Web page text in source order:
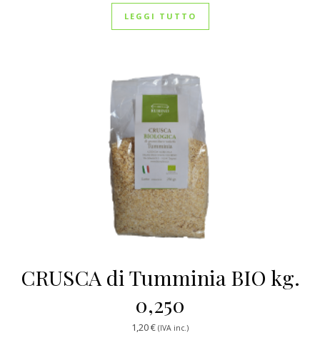
LEGGI TUTTO
CRUSCA di Tumminia BIO kg.
0,250
1,20€ (IVA inc.)